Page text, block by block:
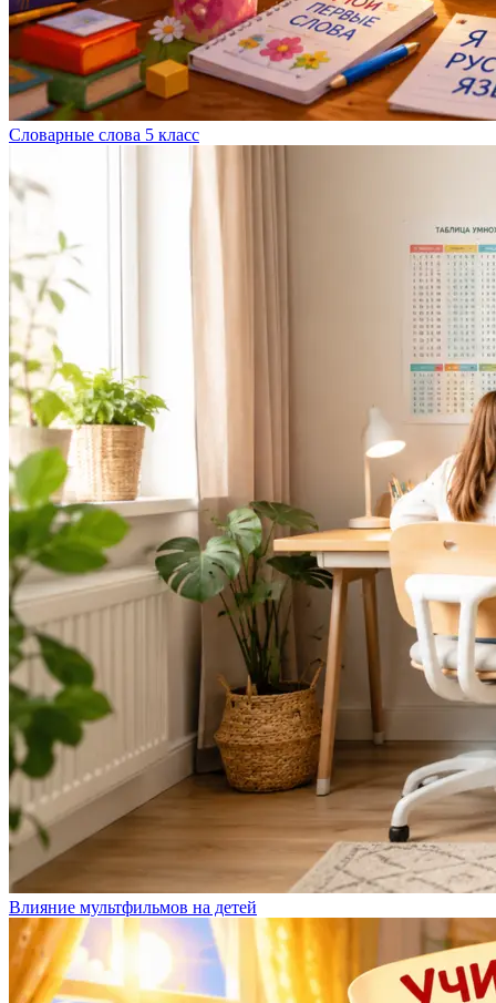
Словарные слова 5 класс
Влияние мультфильмов на детей